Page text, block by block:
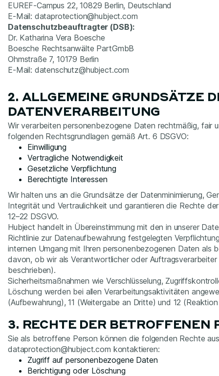
EUREF-Campus 22, 10829 Berlin, Deutschland
E-Mail: dataprotection@hubject.com
Datenschutzbeauftragter (DSB):
Dr. Katharina Vera Boesche
Boesche Rechtsanwälte PartGmbB
Ohmstraße 7, 10179 Berlin
E-Mail: datenschutz@hubject.com
2. ALLGEMEINE GRUNDSÄTZE
DATENVERARBEITUNG
Wir verarbeiten personenbezogene Daten rechtmäßig, fair
folgenden Rechtsgrundlagen gemäß Art. 6 DSGVO:
Einwilligung
Vertragliche Notwendigkeit
Gesetzliche Verpflichtung
Berechtigte Interessen
Wir halten uns an die Grundsätze der Datenminimierung,
Integrität und Vertraulichkeit und garantieren die Rechte
12–22 DSGVO.
Hubject handelt in Übereinstimmung mit den in unserer
Richtlinie zur Datenaufbewahrung festgelegten
internen Umgang mit Ihren personenbezogenen Daten als
davon, ob wir als Verantwortlicher oder
beschrieben).
Sicherheitsmaßnahmen wie Verschlüsselung,
Löschung werden bei allen Verarbeitungsaktivitäten
(Aufbewahrung), 11 (Weitergabe an Dritte) und 12
3. RECHTE DER BETROFFENEN
Sie als betroffene Person können die folgenden Rechte
dataprotection@hubject.com kontaktieren:
Zugriff auf personenbezogene Daten
Berichtigung oder Löschung